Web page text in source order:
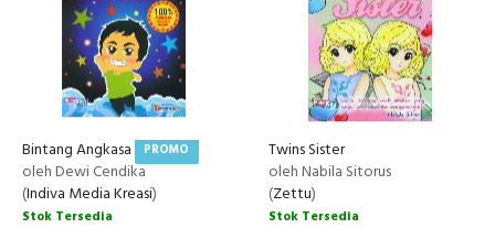
Bintang Angkasa PROMO
oleh Dewi Cendika
(Indiva Media Kreasi)
Stok Tersedia
Twins Sister
oleh Nabila Sitorus
(Zettu)
Stok Tersedia